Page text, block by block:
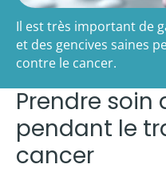
Il est très important de
et des gencives saines
contre le cancer.
Prendre
pendant le
cancer